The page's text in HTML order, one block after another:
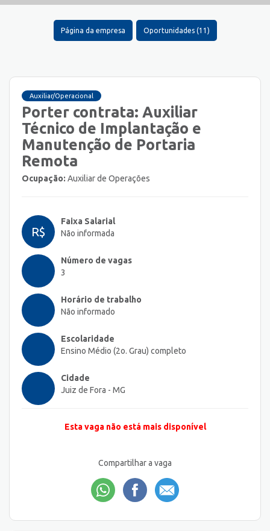
Página da empresa Oportunidades (11)
Auxiliar/Operacional
Porter contrata: Auxiliar
Técnico de Implantação e
Manutenção de Portaria
Remota
Ocupação: Auxiliar de Operações
R$
Faixa Salarial
Não informada
Número de vagas
3
Horário de trabalho
Não informado
Escolaridade
Ensino Médio (2o. Grau) completo
Cidade
Juiz de Fora - MG
Esta vaga não está mais disponível
Compartilhar a vaga